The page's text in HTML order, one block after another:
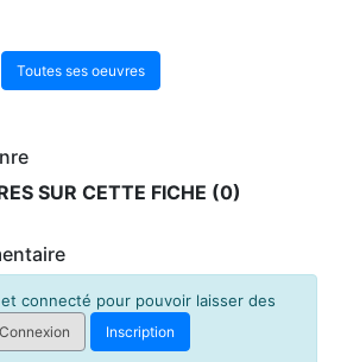
Toutes ses oeuvres
SUR CETTE FICHE (0)
connecté pour pouvoir laisser des
Connexion Inscription